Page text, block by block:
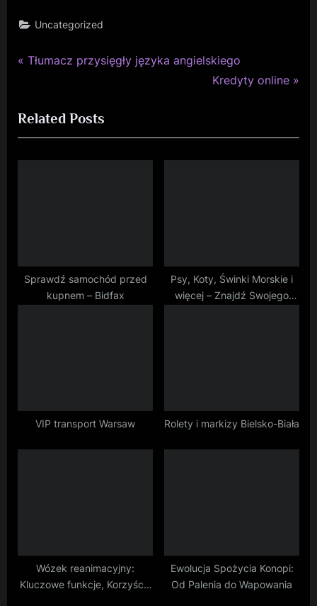
Uncategorized
Nawigacja
P
v
i
o
t
Tłumacz przysięgły języka angielskiego
N
t
P
Kredyty online
Related Posts
Sprawdź samochód przed
kupnem – Bidfax
Psy, Koty, Świnki Morskie i
więcej – Znajdź Swojego
VIP transport Warsaw Rolety i markizy Bielsko-Biała
Wózek reanimacyjny:
Kluczowe funkcje, Korzyści i
Ewolucja Spożycia Konopi:
Od Palenia do Wapowania